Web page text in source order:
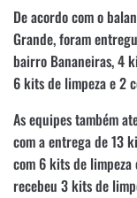
De acordo com o
Grande, foram
bairro Bananeiras, 4
6 kits de limpeza e 2
As equipes também
com a entrega de 13
com 6 kits de limpeza
recebeu 3 kits de